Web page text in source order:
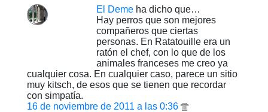
El Deme ha dicho que…
Hay perros que son mejores
compañeros que ciertas
personas. En Ratatouille era un
ratón el chef, con lo que de los
animales franceses me creo ya
cualquier cosa. En cualquier caso, parece un sitio
muy kitsch, de esos que se tienen que recordar
con simpatía.
16 de noviembre de 2011 a las 0:36